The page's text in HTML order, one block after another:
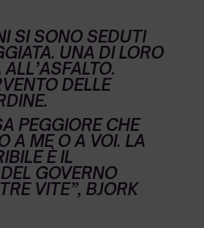
SI SONO SEDUTI
UNA DI LORO
DELLE
PEGGIORE CHE
A ME O A VOI. LA
È IL
GOVERNO
VITE”, BJORK